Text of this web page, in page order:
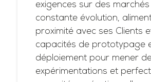
exigences sur des marchés
constante évolution,
proximité avec ses Clients
capacités de prototypage
déploiement pour mener
expérimentations et